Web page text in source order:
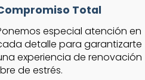
Total
especial atención en
detalle para garantizarte
experiencia de renovación
de estrés.